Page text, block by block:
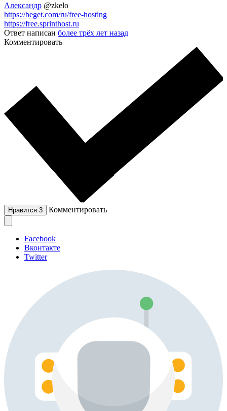
Александр @zkelo
https://beget.com/ru/free-hosting
https://free.sprinthost.ru
Ответ написан более трёх лет назад
Комментировать
Нравится 3 Комментировать
Facebook
Вконтакте
Twitter